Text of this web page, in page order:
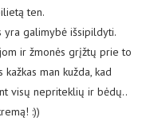
ten.
yra galimybė išsipildyti.
ir žmonės grįžtų prie to
man kužda, kad
visų nepriteklių ir bėdų..
:))